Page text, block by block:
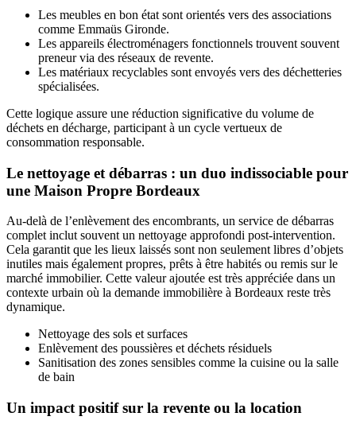
Les meubles en bon état sont orientés vers des associations
comme Emmaüs Gironde.
Les appareils électroménagers fonctionnels trouvent souvent
preneur via des réseaux de revente.
Les matériaux recyclables sont envoyés vers des déchetteries
spécialisées.
Cette logique assure une réduction significative du volume de
déchets en décharge, participant à un cycle vertueux de
consommation responsable.
Le nettoyage et débarras : un duo indissociable pour
une Maison Propre Bordeaux
Au-delà de l’enlèvement des encombrants, un service de débarras
complet inclut souvent un nettoyage approfondi post-intervention.
Cela garantit que les lieux laissés sont non seulement libres d’objets
inutiles mais également propres, prêts à être habités ou remis sur le
marché immobilier. Cette valeur ajoutée est très appréciée dans un
contexte urbain où la demande immobilière à Bordeaux reste très
dynamique.
Nettoyage des sols et surfaces
Enlèvement des poussières et déchets résiduels
Sanitisation des zones sensibles comme la cuisine ou la salle
de bain
Un impact positif sur la revente ou la location